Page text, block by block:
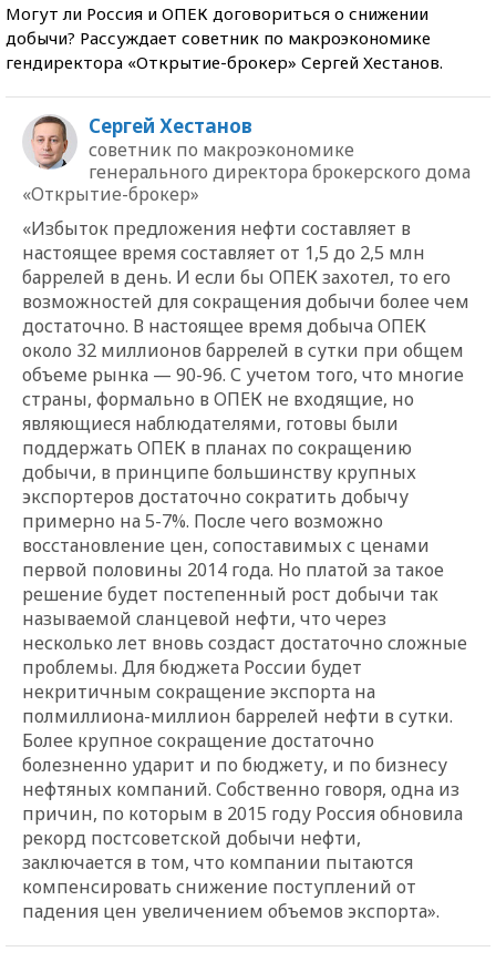
Могут ли Россия и ОПЕК договориться о снижении
добычи? Рассуждает советник по макроэкономике
гендиректора «Открытие-брокер» Сергей Хестанов.
Сергей Хестанов
советник по макроэкономике
генерального директора брокерского дома
«Открытие-брокер»
«Избыток предложения нефти составляет в
настоящее время составляет от 1,5 до 2,5 млн
баррелей в день. И если бы ОПЕК захотел, то его
возможностей для сокращения добычи более чем
достаточно. В настоящее время добыча ОПЕК
около 32 миллионов баррелей в сутки при общем
объеме рынка — 90-96. С учетом того, что многие
страны, формально в ОПЕК не входящие, но
являющиеся наблюдателями, готовы были
поддержать ОПЕК в планах по сокращению
добычи, в принципе большинству крупных
экспортеров достаточно сократить добычу
примерно на 5-7%. После чего возможно
восстановление цен, сопоставимых с ценами
первой половины 2014 года. Но платой за такое
решение будет постепенный рост добычи так
называемой сланцевой нефти, что через
несколько лет вновь создаст достаточно сложные
проблемы. Для бюджета России будет
некритичным сокращение экспорта на
полмиллиона-миллион баррелей нефти в сутки.
Более крупное сокращение достаточно
болезненно ударит и по бюджету, и по бизнесу
нефтяных компаний. Собственно говоря, одна из
причин, по которым в 2015 году Россия обновила
рекорд постсоветской добычи нефти,
заключается в том, что компании пытаются
компенсировать снижение поступлений от
падения цен увеличением объемов экспорта».